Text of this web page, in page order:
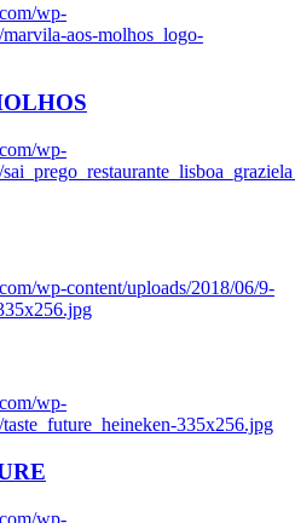
wp-
aos-molhos_logo-
wp-
wp-content/uploads/2018/06/9-
wp-
335x256.jpg
wp-